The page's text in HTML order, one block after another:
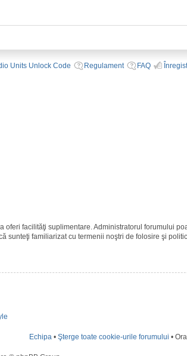
Units Unlock Code Regulament FAQ
facilităţi suplimentare. Administratorul forumului
sunteţi familiarizat cu termenii noştri de folosire şi
Echipa •Şterge toate cookie-urile forumului •